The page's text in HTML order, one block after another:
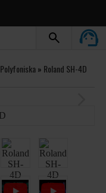
Polyfoniska» Roland SH-4D